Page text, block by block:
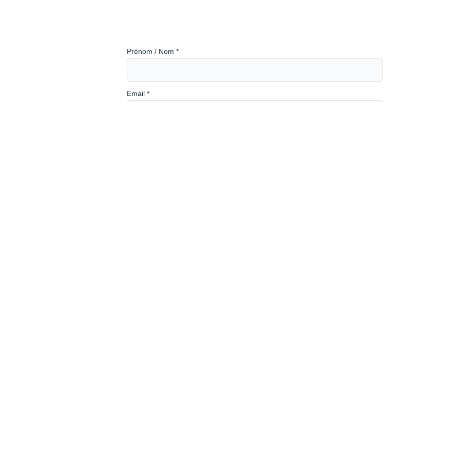
Prénom / Nom *
Email *